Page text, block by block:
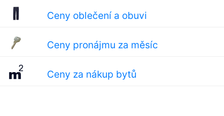
Ceny oblečení a obuvi
Ceny pronájmu za měsíc
Ceny za nákup bytů